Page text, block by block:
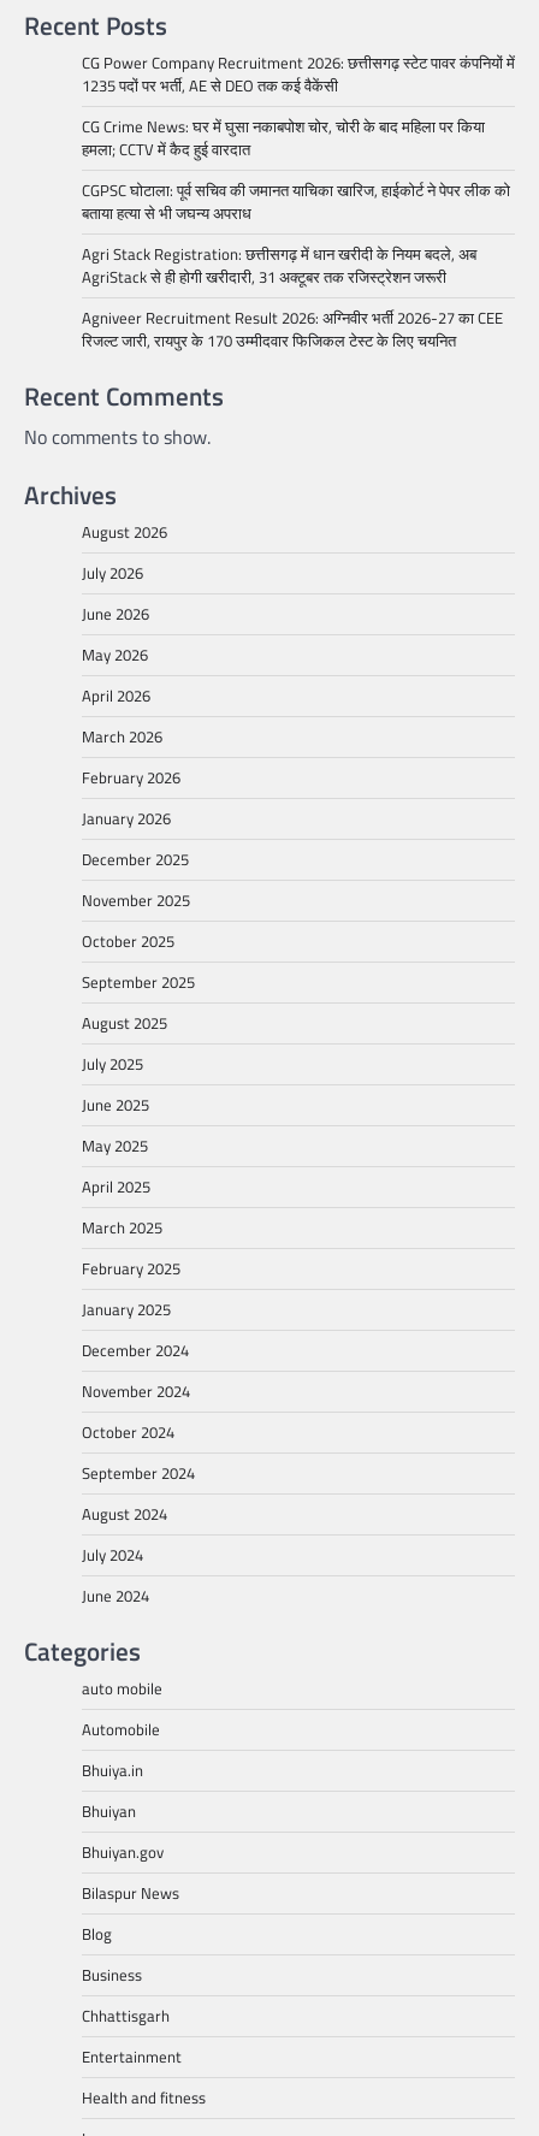
Recent Posts
CG Power Company Recruitment 2026: छत्तीसगढ़ स्टेट पावर कंपनियों में
1235 पदों पर भर्ती, AE से DEO तक कई वैकेंसी
CG Crime News: घर में घुसा नकाबपोश चोर, चोरी के बाद महिला पर किया
हमला; CCTV में कैद हुई वारदात
CGPSC घोटाला: पूर्व सचिव की जमानत याचिका खारिज, हाईकोर्ट ने पेपर लीक को
बताया हत्या से भी जघन्य अपराध
Agri Stack Registration: छत्तीसगढ़ में धान खरीदी के नियम बदले, अब
AgriStack से ही होगी खरीदारी, 31 अक्टूबर तक रजिस्ट्रेशन जरूरी
Agniveer Recruitment Result 2026: अग्निवीर भर्ती 2026-27 का CEE
रिजल्ट जारी, रायपुर के 170 उम्मीदवार फिजिकल टेस्ट के लिए चयनित
Recent Comments
No comments to show.
Archives
August 2026
July 2026
June 2026
May 2026
April 2026
March 2026
February 2026
January 2026
December 2025
November 2025
October 2025
September 2025
August 2025
July 2025
June 2025
May 2025
April 2025
March 2025
February 2025
January 2025
December 2024
November 2024
October 2024
September 2024
August 2024
July 2024
June 2024
Categories
auto mobile
Automobile
Bhuiya.in
Bhuiyan
Bhuiyan.gov
Bilaspur News
Blog
Business
Chhattisgarh
Entertainment
Health and fitness